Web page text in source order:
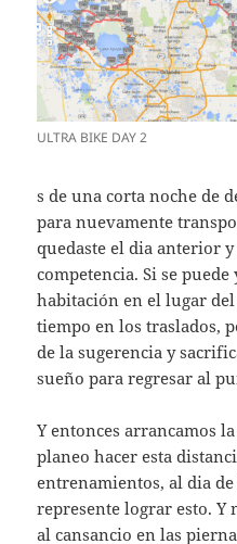
ULTRA BIKE DAY 2
s de una corta noche de
para nuevamente
quedaste el dia anterior
competencia. Si se
habitación en el lugar
tiempo en los traslados,
de la sugerencia y
sueño para regresar al
Y entonces arrancamos
planeo hacer esta
entrenamientos, al dia
represente lograr esto. Y
al cansancio en las